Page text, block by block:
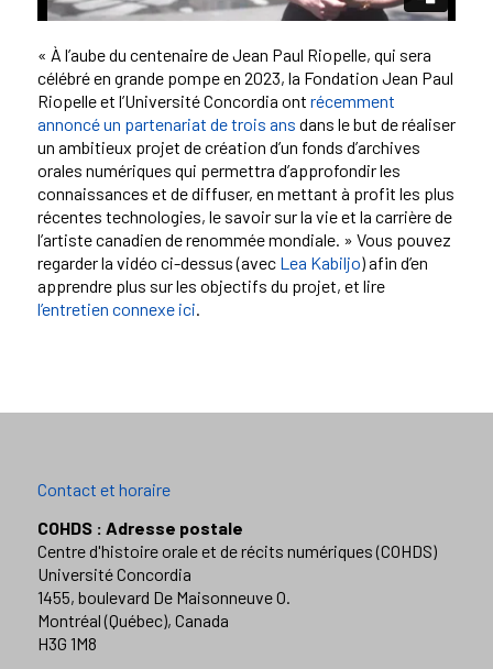
« À l’aube du centenaire de Jean Paul Riopelle, qui sera
célébré en grande pompe en 2023, la Fondation Jean Paul
Riopelle et l’Université Concordia ont récemment
annoncé un partenariat de trois ans dans le but de réaliser
un ambitieux projet de création d’un fonds d’archives
orales numériques qui permettra d’approfondir les
connaissances et de diffuser, en mettant à profit les plus
récentes technologies, le savoir sur la vie et la carrière de
l’artiste canadien de renommée mondiale. » Vous pouvez
regarder la vidéo ci-dessus (avec Lea Kabiljo)afin d’en
apprendre plus sur les objectifs du projet, et lire
l’entretien connexe ici.
Contact et horaire
COHDS : Adresse postale
Centre d'histoire orale et de récits numériques (COHDS)
Université Concordia
1455, boulevard De Maisonneuve O.
Montréal (Québec), Canada
H3G 1M8